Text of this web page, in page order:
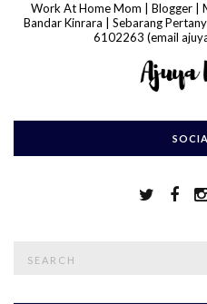
Work At Home Mom | Blogger |
Bandar Kinrara | Sebarang
6102263 (email